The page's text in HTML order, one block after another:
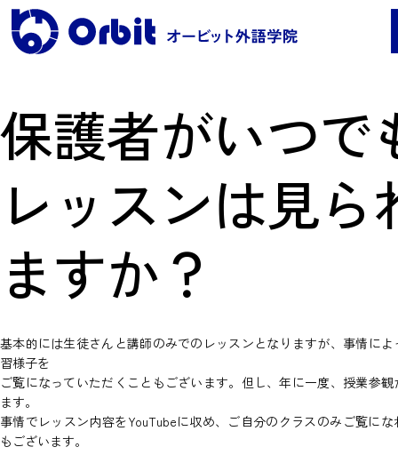
●Orbit 5つのポイント
●レッスンコース案内
●海外留学
●料金
よくある質問
保護者がいつで
レッスンは見ら
ますか？
基本的には生徒さんと講師のみでのレッスンとなりますが、事情によ
習様子を
ご覧になっていただくこともございます。但し、年に一度、授業参観
ます。
事情でレッスン内容をYouTubeに収め、ご自分のクラスのみご覧にな
もございます。